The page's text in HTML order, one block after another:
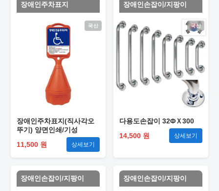
장애인주차표지
국산
장애인주차표지(직사각오
뚜기) 양면인쇄/기성
11,500 원
상세보기
장애인손잡이/지팡이
국산
다용도손잡이 32ΦＸ300
14,500 원
상세보기
장애인손잡이/지팡이 장애인손잡이/지팡이